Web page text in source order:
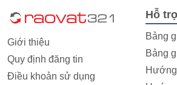
Giới thiệu
Quy định đăng tin
Điều khoản sử dụng
Hỗ
Bảng
Bảng